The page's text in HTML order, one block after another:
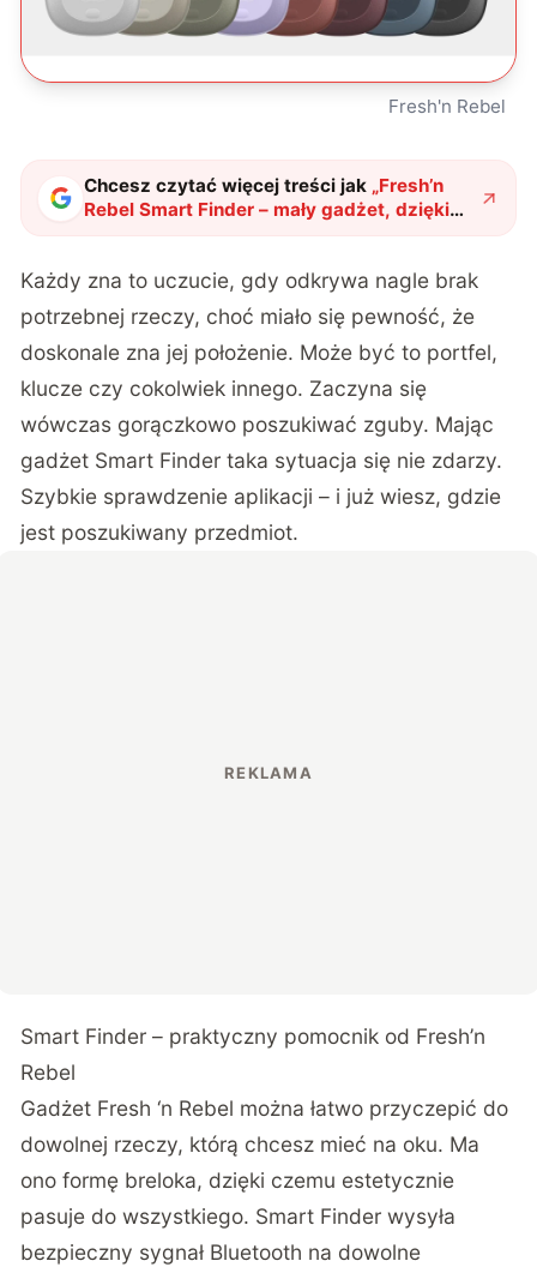
Fresh'n Rebel
Chcesz czytać więcej treści jak „Fresh’n
Rebel Smart Finder – mały gadżet, dzięki
któremu niczego już nie zgubisz"?
Każdy zna to uczucie, gdy odkrywa nagle brak
potrzebnej rzeczy, choć miało się pewność, że
doskonale zna jej położenie. Może być to portfel,
klucze czy cokolwiek innego. Zaczyna się
wówczas gorączkowo poszukiwać zguby. Mając
gadżet Smart Finder taka sytuacja się nie zdarzy.
Szybkie sprawdzenie aplikacji – i już wiesz, gdzie
jest poszukiwany przedmiot.
Smart Finder – praktyczny pomocnik od Fresh’n
Rebel
Gadżet Fresh ‘n Rebel można łatwo przyczepić do
dowolnej rzeczy, którą chcesz mieć na oku. Ma
ono formę breloka, dzięki czemu estetycznie
pasuje do wszystkiego. Smart Finder wysyła
bezpieczny sygnał Bluetooth na dowolne